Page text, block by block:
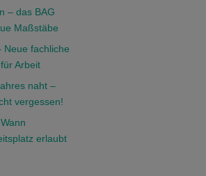
– das BAG
Maßstäbe
Neue fachliche
Arbeit
naht –
vergessen!
erlaubt